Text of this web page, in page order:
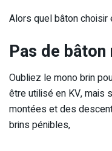
Alors quel bâton choisir
Pas de
Oubliez le mono brin
être utilisé en KV, mais
montées et des
brins pénibles,